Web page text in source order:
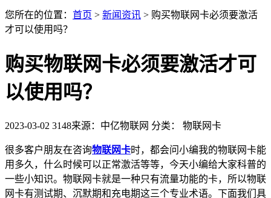
您所在的位置： 首页 > 新闻资讯 > 购买物联网卡必须要激活
才可以使用吗？
购买物联网卡必须要激活才可
以使用吗？
2023-03-02 3148来源：中亿物联网 分类： 物联网卡
很多客户朋友在咨询物联网卡时，都会问小编我的物联网卡能
用多久，什么时候可以正常激活等等，今天小编给大家科普的
一些小知识。物联网卡就是一种只有流量功能的卡，所以物联
网卡有测试期、沉默期和充电期这三个专业术语。下面我们具